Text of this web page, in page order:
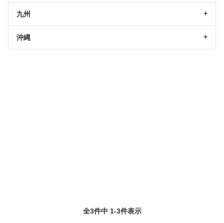
九州
沖縄
全3件中 1-3件表示